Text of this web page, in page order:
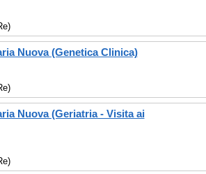
Nuova (Genetica Clinica)
Nuova (Geriatria - Visita ai